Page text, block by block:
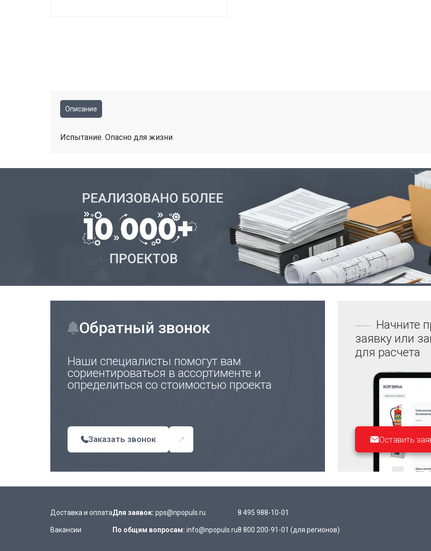
Описание
Испытание. Опасно для жизни
Обратный звонок
Наши специалисты помогут вам
сориентироваться в ассортименте и
определиться со стоимостью проекта
Заказать звонок
Начните
заявку или
для расчета
Оставить
Доставка и оплата
Вакансии
Для заявок: pps@npopuls.ru
По общим вопросам: info@npopuls.ru
8 495 988-10-01
8 800 200-91-01 (для регионов)